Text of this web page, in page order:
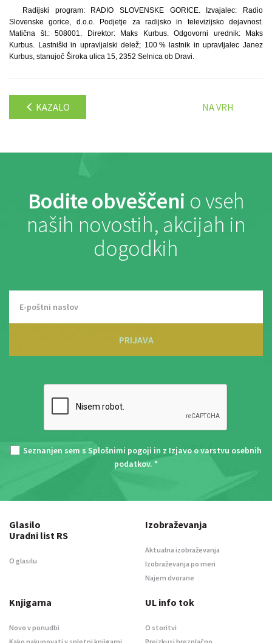
Radijski program: RADIO SLOVENSKE GORICE. Izvajalec: Radio
Slovenske gorice, d.o.o. Podjetje za radijsko in televizijsko dejavnost.
Matična št.: 508001. Direktor: Maks Kurbus. Odgovorni urednik: Maks
Kurbus. Lastniški in upravljalski delež; 100 % lastnik in upravljalec Janez
Kurbus, stanujoč Široka ulica 15, 2352 Selnica ob Dravi.
KAZALO NA VRH
Bodite obveščeni o vseh
naših novostih, akcijah in
dogodkih
PRIJAVA
Seznanjen sem s Splošnimi pogoji in z Izjavo o varstvu osebnih
podatkov. *
Glasilo
Uradni list RS
O glasilu
Izobraževanja
Aktualna izobraževanja
Izobraževanja po meri
Najem dvorane
Knjigarna
Novo v ponudbi
UL info tok
O storitvi